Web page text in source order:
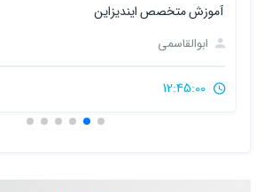
آموزش متخصص ایندیزاین
ابوالقاسمی